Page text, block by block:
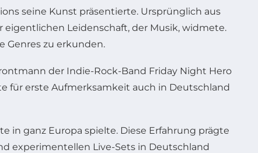
seine Kunst präsentierte. Ursprünglich aus
eigentlichen Leidenschaft, der Musik, widmete.
Genres zu erkunden.
der Indie-Rock-Band Friday Night Hero
für erste Aufmerksamkeit auch in Deutschland
in ganz Europa spielte. Diese Erfahrung prägte
experimentellen Live-Sets in Deutschland